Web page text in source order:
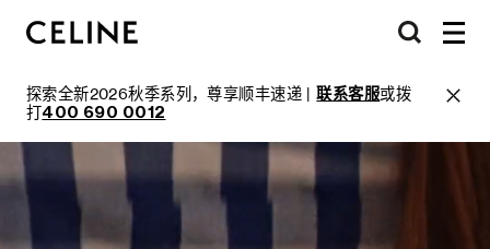
探索全新2026秋季系列，尊享顺丰速递 |联系客服或拨
打400 690 0012